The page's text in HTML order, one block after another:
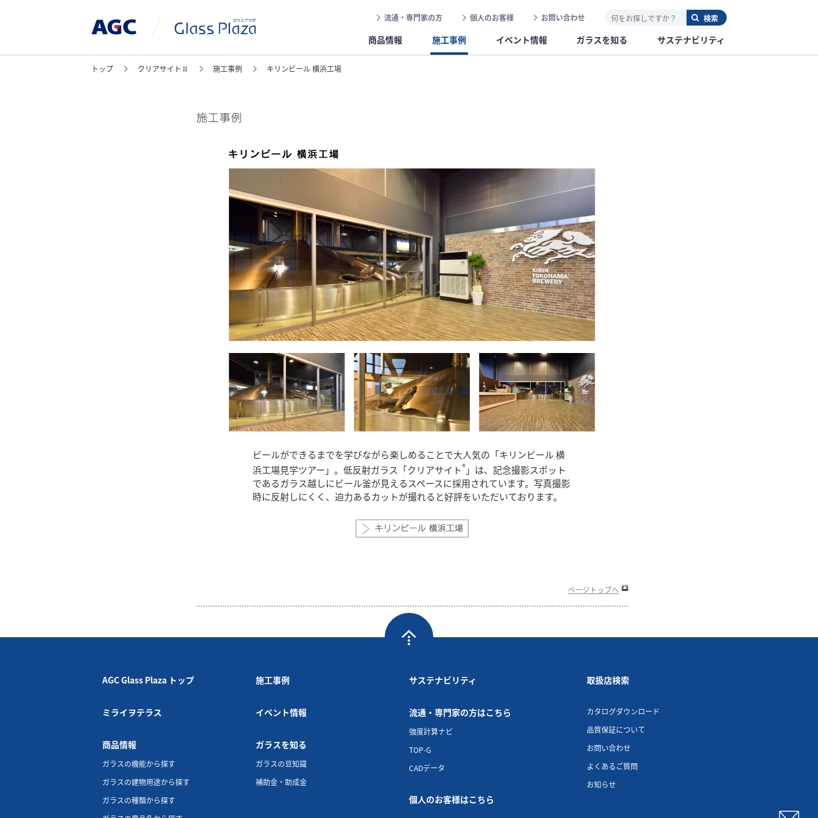
流通・専門家の方 個人のお客様 お問い合わせ
商品情報 施工事例 イベント情報 ガラスを知る サステナビリティ
トップ クリアサイトⅡ 施工事例 キリンビール 横浜工場
AGC Glass Plaza トップ
ミライヲテラス
商品情報
ガラスの機能から探す
ガラスの建物用途から探す
ガラスの種類から探す
施工事例
イベント情報
ガラスを知る
ガラスの豆知識
補助金・助成金
サステナビリティ
流通・専門家の方はこちら
強度計算ナビ
TOP-G
CADデータ
個人のお客様はこちら
取扱店検索
カタログダウンロード
品質保証について
お問い合わせ
よくあるご質問
お知らせ